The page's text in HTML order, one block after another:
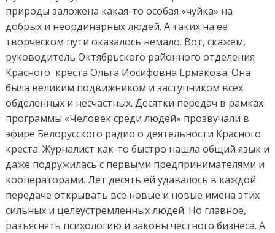
природы заложена какая-то особая «чуйка» на
добрых и неординарных людей. А таких на ее
творческом пути оказалось немало. Вот, скажем,
руководитель Октябрьского районного отделения
Красного креста Ольга Иосифовна Ермакова. Она
была великим подвижником и заступником всех
обделенных и несчастных. Десятки передач в рамках
программы «Человек среди людей» прозвучали в
эфире Белорусского радио о деятельности Красного
креста. Журналист как-то быстро нашла общий язык и
даже подружилась с первыми предпринимателями и
кооператорами. Лет десять ей удавалось в каждой
передаче открывать все новые и новые имена этих
сильных и целеустремленных людей. Но главное,
разъяснять психологию и законы честного бизнеса. А